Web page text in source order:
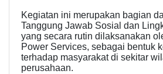
Kegiatan ini merupakan bagian
Tanggung Jawab Sosial dan
yang secara rutin dilaksanakan
Power Services, sebagai bentuk
terhadap masyarakat di sekitar
perusahaan.